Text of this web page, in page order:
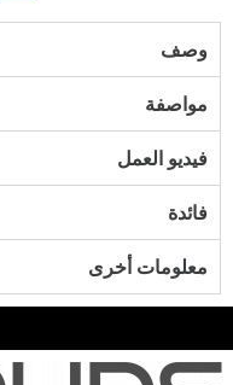
وصف
مواصفة
فيديو العمل
فائدة
معلومات أخرى